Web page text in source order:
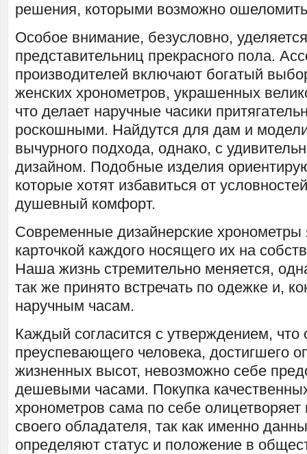
решения, которыми возможно
Особое внимание, безусловно,
представительниц прекрасного пола.
производителей включают богатый
женских хронометров, украшенных
что делает наручные часики
роскошными. Найдутся для дам и модели
вычурного подхода, однако, с
дизайном. Подобные изделия
которые хотят избавиться от
душевный комфорт.
Современные дизайнерские хронометры
карточкой каждого носящего их на
Наша жизнь стремительно меняется,
так же принято встречать по одежке и,
наручным часам.
Каждый согласится с утверждением, что
преуспевающего человека, достигшего
жизненных высот, невозможно себе
дешевыми часами. Покупка
хронометров сама по себе олицетворяет
своего обладателя, так как именно
определяют статус и положение в